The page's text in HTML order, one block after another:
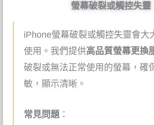
螢幕破裂或觸控失靈
iPhone螢幕破裂或觸控失靈會大
使用。我們提供高品質螢幕更換
破裂或無法正常使用的螢幕，確
敏，顯示清晰。
常見問題 ：